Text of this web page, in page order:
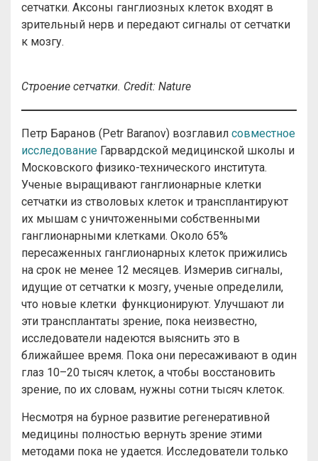
сетчатки. Аксоны ганглиозных клеток входят в
зрительный нерв и передают сигналы от сетчатки
к мозгу.
Строение сетчатки. Credit: Nature
Петр Баранов (Petr Baranov) возглавил совместное
исследование Гарвардской медицинской школы и
Московского физико-технического института.
Ученые выращивают ганглионарные клетки
сетчатки из стволовых клеток и трансплантируют
их мышам с уничтоженными собственными
ганглионарными клетками. Около 65%
пересаженных ганглионарных клеток прижились
на срок не менее 12 месяцев. Измерив сигналы,
идущие от сетчатки к мозгу, ученые определили,
что новые клетки функционируют. Улучшают ли
эти трансплантаты зрение, пока неизвестно,
исследователи надеются выяснить это в
ближайшее время. Пока они пересаживают в один
глаз 10–20 тысяч клеток, а чтобы восстановить
зрение, по их словам, нужны сотни тысяч клеток.
Несмотря на бурное развитие регенеративной
медицины полностью вернуть зрение этими
методами пока не удается. Исследователи только